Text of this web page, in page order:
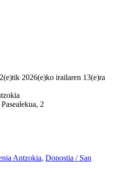
2026(e)ko irailaren 13(e)ra
2
Antzokia, Donostia / San